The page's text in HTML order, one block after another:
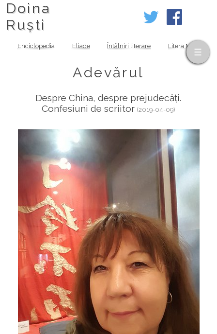
Doina
Ruști
Enciclopedia Eliade Întâlniri literare Litera MOV
Adevărul
Despre China, despre prejudecăți.
Confesiuni de scriitor (2019-04-09)